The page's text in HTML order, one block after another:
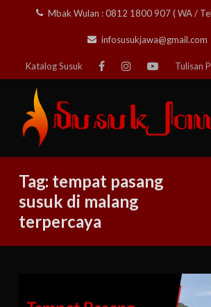
Mbak Wulan : 0812 1800 907 ( WA /
infosusukjawa@gmail.com
Katalog Susuk Tulisan
Tag: tempat pasang
susuk di malang
terpercaya